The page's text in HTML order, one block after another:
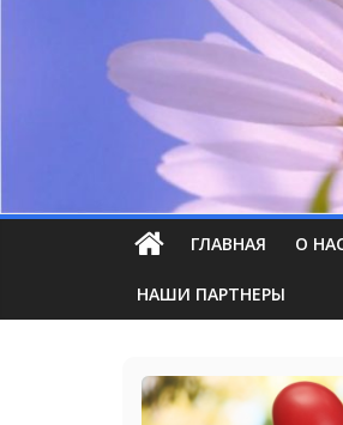
ГЛАВНАЯ О
НАШИ ПАРТНЕРЫ